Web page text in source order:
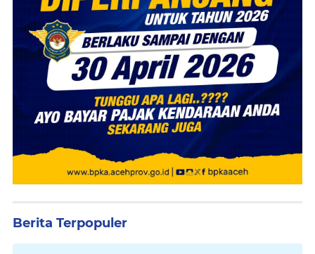
Berita Terpopuler